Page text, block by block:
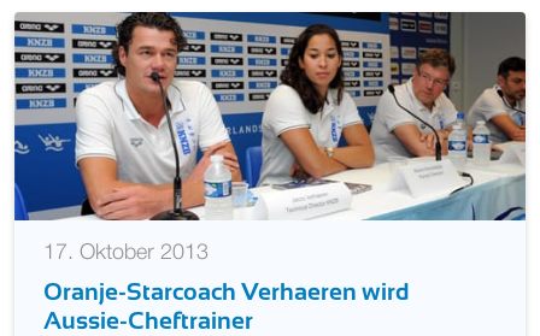
17. Oktober 2013
Oranje-Starcoach Verhaeren wird
Aussie-Cheftrainer